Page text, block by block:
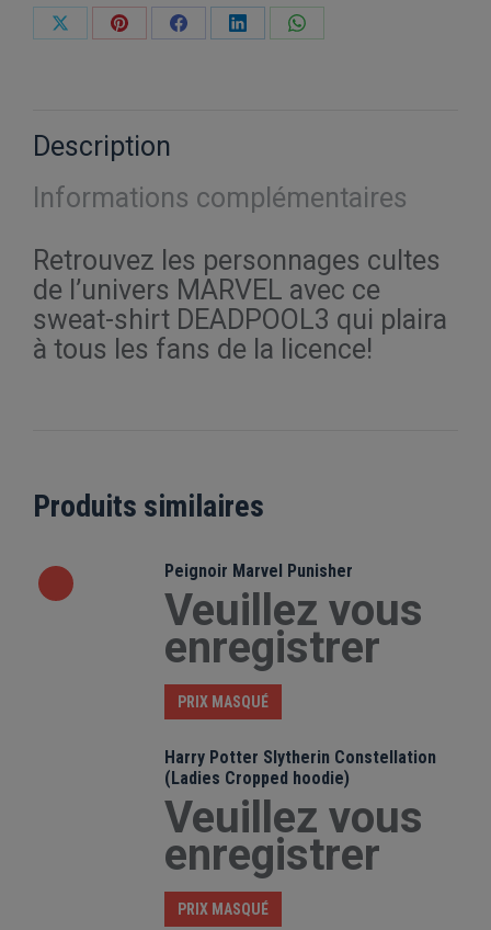
PartagerPartagerPartagerPartagerPartager
Description
Informations complémentaires
Retrouvez les personnages cultes
de l’univers MARVEL avec ce
sweat-shirt DEADPOOL3 qui plaira
à tous les fans de la licence!
Produits similaires
Peignoir Marvel Punisher
Veuillez vous
enregistrer
PRIX MASQUÉ
Harry Potter Slytherin Constellation
(Ladies Cropped hoodie)
Veuillez vous
enregistrer
PRIX MASQUÉ